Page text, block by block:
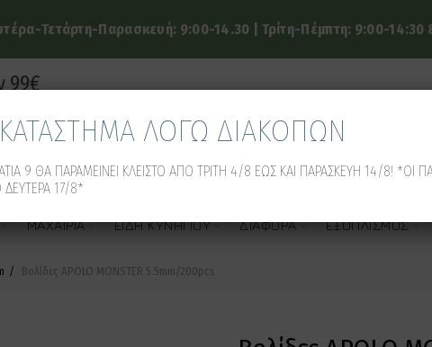
Τετάρτη-Παρασκευή: 9:00-14.30 | Τρίτη-Πέμπτη: 9:00-14:30
99€
ΜΑΧΑΊΡΙΑ ΕΊΔΗ ΚΥΝΗΓΙΟΎ ΔΙΆΦΟΡΑ ΕΞΟΠΛΙΣΜΌΣ
Βολίδες APOLO MONSTER 5.5mm/200pcs
ΚΑΤΑΣΤΗΜΑ ΛΟΓΩ ΔΙΑΚΟΠΩΝ
9 ΘΑ ΠΑΡΑΜΕΙΝΕΙ ΚΛΕΙΣΤΟ ΑΠΟ ΤΡΙΤΗ 4/8 ΕΩΣ ΚΑΙ ΠΑΡΑΣΚΕΥΗ 14/8! *ΟΙ
17/8*